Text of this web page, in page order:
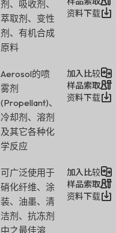
剂、吸收剂、
萃取剂、变性
剂、有机合成
原料
资料下载
Aerosol的喷
雾剂
(Propellant)、
冷却剂、溶剂
及其它各种化
学反应
加入比较
样品索取
资料下载
可广泛使用于
硝化纤维、涂
装、油墨、清
洁剂、抗冻剂
中之最佳溶
加入比较
样品索取
资料下载